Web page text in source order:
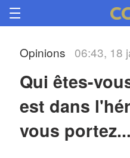
Opinions 06:43, 18
Qui êtes-
est dans
vous portez...